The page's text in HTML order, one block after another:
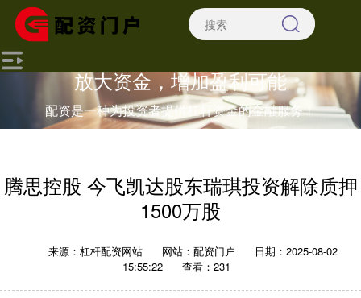
放大资金，增加盈利可能
配资是一种为投资者提供杠杆资金的金融服务！
腾思控股 今飞凯达股东瑞琪投资解除质押
1500万股
来源：杠杆配资网站 网站：配资门户
日期：2025-08-02
15:55:22
查看：231